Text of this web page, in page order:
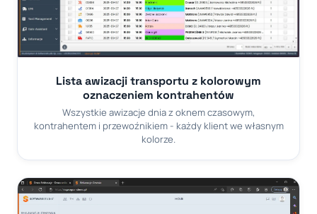
Lista awizacji transportu z kolorowym
oznaczeniem kontrahentów
Wszystkie awizacje dnia z oknem czasowym,
kontrahentem i przewoźnikiem - każdy klient we własnym
kolorze.